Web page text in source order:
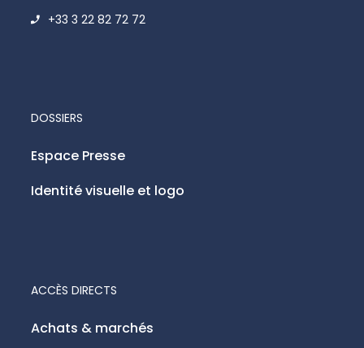
+33 3 22 82 72 72
ACCÈS DIRECTS
Achats & marchés
DOSSIERS
Espace Presse
Identité visuelle et logo